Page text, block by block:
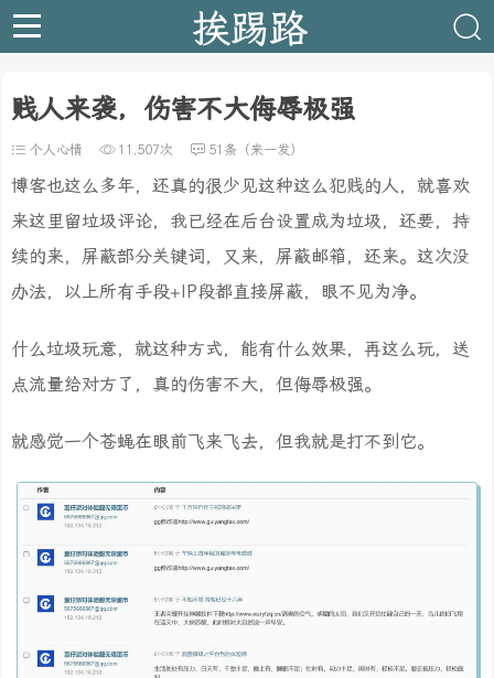
挨踢路
贱人来袭，伤害不大侮辱极强
个人心情 11,507次 51条（来一发）
博客也这么多年，还真的很少见这种这么犯贱的人，就喜欢
来这里留垃圾评论，我已经在后台设置成为垃圾，还要，持
续的来，屏蔽部分关键词，又来，屏蔽邮箱，还来。这次没
办法，以上所有手段+IP段都直接屏蔽，眼不见为净。
什么垃圾玩意，就这种方式，能有什么效果，再这么玩，送
点流量给对方了，真的伤害不大，但侮辱极强。
就感觉一个苍蝇在眼前飞来飞去，但我就是打不到它。